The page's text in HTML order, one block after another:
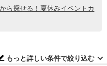
ら探せる！夏休みイベントカ
もっと詳しい条件で絞り込む